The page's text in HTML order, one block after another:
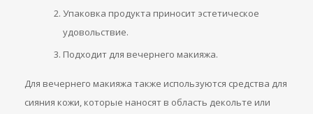
Упаковка продукта приносит эстетическое
удовольствие.
Подходит для вечернего макияжа.
Для вечернего макияжа также используются средства для
сияния кожи, которые наносят в область декольте или